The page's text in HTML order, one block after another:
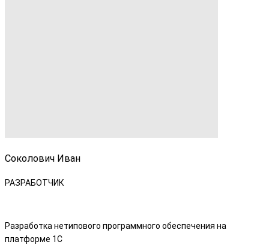
Соколович Иван
РАЗРАБОТЧИК
Разработка нетипового программного обеспечения на
платформе 1С